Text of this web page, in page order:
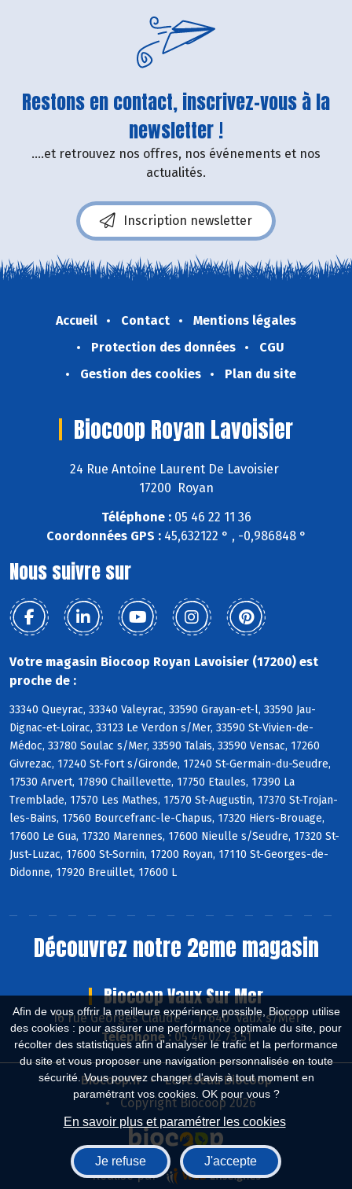
Afin de vous offrir la meilleure expérience possible, Biocoop utilise
des cookies : pour assurer une performance optimale du site, pour
récolter des statistiques afin d'analyser le trafic et la performance
du site et vous proposer une navigation personnalisée en toute
sécurité. Vous pouvez changer d'avis à tout moment en
paramétrant vos cookies. OK pour vous ?
En savoir plus et paramétrer les cookies
Je refuse J'accepte
Restons en contact, inscrivez-vous à la
newsletter !
....et retrouvez nos offres, nos événements et nos
actualités.
Inscription newsletter
Accueil Contact
Mentions légales
Protection des données
CGU
Gestion des cookies
Plan du site
Biocoop Royan Lavoisier
24 Rue Antoine Laurent De Lavoisier
17200 Royan
Téléphone :05 46 22 11 36
Coordonnées GPS :45,632122 ° , -0,986848 °
Nous suivre sur
Votre magasin Biocoop Royan Lavoisier (17200) est
proche de :
33340 Queyrac, 33340 Valeyrac, 33590 Grayan-et-l, 33590 Jau-
Dignac-et-Loirac, 33123 Le Verdon s/Mer, 33590 St-Vivien-de-
Médoc, 33780 Soulac s/Mer, 33590 Talais, 33590 Vensac, 17260
Givrezac, 17240 St-Fort s/Gironde, 17240 St-Germain-du-Seudre,
17530 Arvert, 17890 Chaillevette, 17750 Etaules, 17390 La
Tremblade, 17570 Les Mathes, 17570 St-Augustin, 17370 St-Trojan-
les-Bains, 17560 Bourcefranc-le-Chapus, 17320 Hiers-Brouage,
17600 Le Gua, 17320 Marennes, 17600 Nieulle s/Seudre, 17320 St-
Just-Luzac, 17600 St-Sornin, 17200 Royan, 17110 St-Georges-de-
Didonne, 17920 Breuillet, 17600 L
Découvrez notre 2eme magasin
Biocoop Vaux Sur Mer
16 rue Georges Claude , 17640 Vaux s/Mer
Téléphone :05 46 02 73 51
Biocoop.fr
Le réseau Biocoop
Copyright Biocoop 2026
Réalisé par